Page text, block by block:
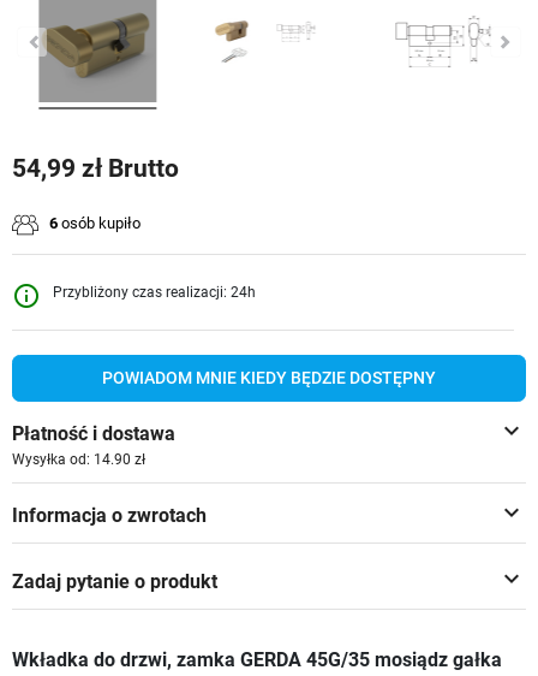
54,99 zł Brutto
6 osób kupiło
info_outline Przybliżony czas realizacji: 24h
POWIADOM MNIE KIEDY BĘDZIE DOSTĘPNY
keyboard_arrow_down
Płatność i dostawa
Wysyłka od: 14.90 zł
keyboard_arrow_down
Informacja o zwrotach
keyboard_arrow_down
Zadaj pytanie o produkt
Wkładka do drzwi, zamka GERDA 45G/35 mosiądz gałka